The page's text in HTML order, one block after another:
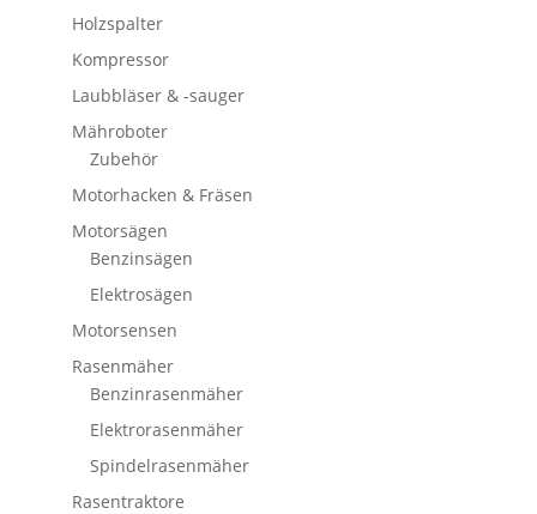
Holzspalter
Kompressor
Laubbläser & -sauger
Mähroboter
Zubehör
Motorhacken & Fräsen
Motorsägen
Benzinsägen
Elektrosägen
Motorsensen
Rasenmäher
Benzinrasenmäher
Elektrorasenmäher
Spindelrasenmäher
Rasentraktore